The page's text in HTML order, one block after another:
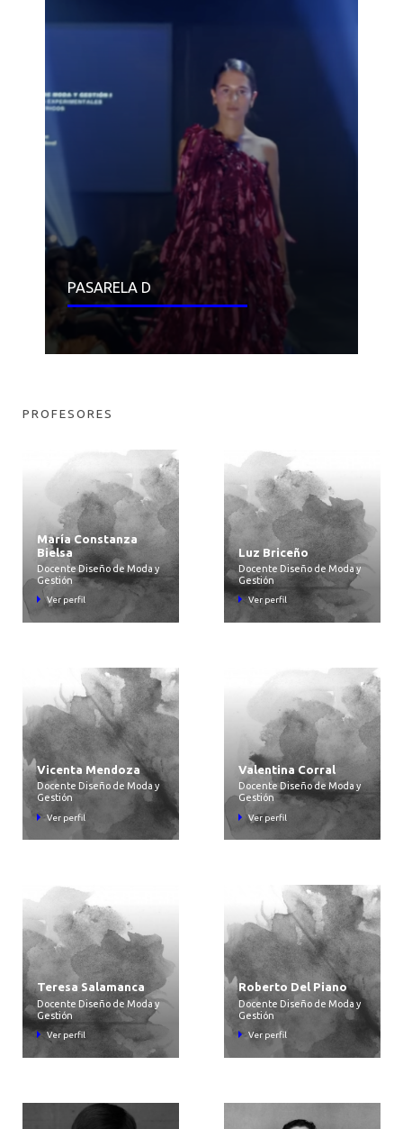
PASARELA D
PROFESORES
María Constanza
Bielsa
Docente Diseño de Moda y
Gestión
Ver perfil
Luz Briceño
Docente Diseño de Moda y
Gestión
Ver perfil
Vicenta Mendoza
Docente Diseño de Moda y
Gestión
Ver perfil
Valentina Corral
Docente Diseño de Moda y
Gestión
Ver perfil
Teresa Salamanca
Docente Diseño de Moda y
Gestión
Ver perfil
Roberto Del Piano
Docente Diseño de Moda y
Gestión
Ver perfil